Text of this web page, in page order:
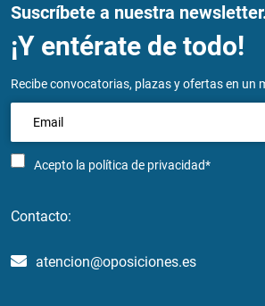
Suscríbete a nuestra
¡Y entérate de todo!
Recibe convocatorias, plazas y ofertas en un
Acepto la política de privacidad*
Contacto:
atencion@oposiciones.es